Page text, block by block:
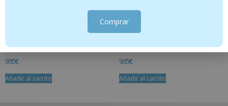
INSECTDHU ROLL-ON 10 ML
9.95€
Añadir al carrito
9.95€
Añadir al carrito
Comprar